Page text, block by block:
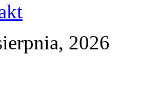
2026